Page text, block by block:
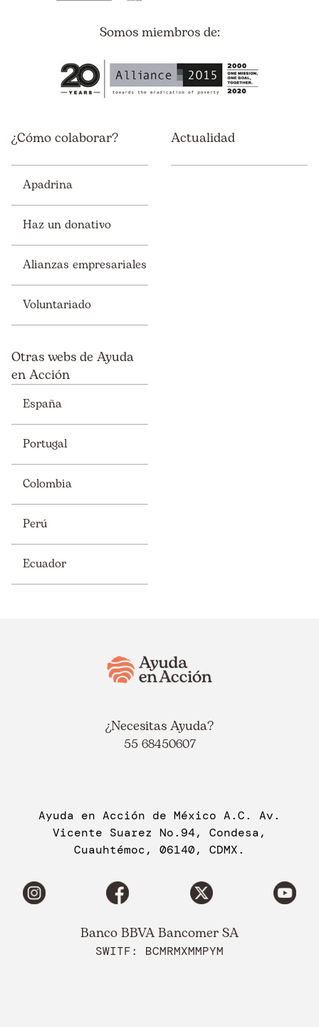
Somos miembros de:
¿Cómo colaborar?
Apadrina
Haz un donativo
Alianzas empresariales
Voluntariado
Actualidad
Otras webs de Ayuda
en Acción
España
Portugal
Colombia
Perú
Ecuador
¿Necesitas Ayuda?
55 68450607
Ayuda en Acción de México A.C. Av.
Vicente Suarez No.94, Condesa,
Cuauhtémoc, 06140, CDMX.
Banco BBVA Bancomer SA
SWITF: BCMRMXMMPYM